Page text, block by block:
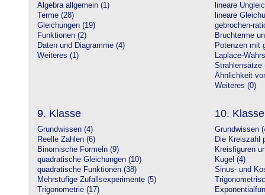
Algebra allgemein (1)
Terme (28)
Gleichungen (19)
Funktionen (2)
Daten und Diagramme (4)
Weiteres (1)
lineare
lineare
gebrochen-
Bruchterme
Potenzen mit
Laplace-
Strahlensätze
Ähnlichkeit
Weiteres (0)
9. Klasse
Grundwissen (4)
Reelle Zahlen (6)
Binomische Formeln (9)
quadratische Gleichungen (10)
quadratische Funktionen (38)
Mehrstufige Zufallsexperimente (5)
Trigonometrie (17)
10. Klasse
Grundwissen
Die Kreiszahl
Kreisfiguren
Kugel (4)
Sinus- und